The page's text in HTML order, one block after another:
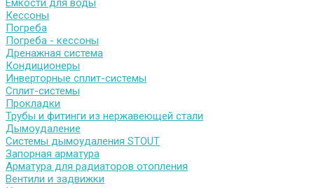
Емкости для воды
Кессоны
Погреба
Погреба - кессоны
Дренажная система
Кондиционеры
Инверторные сплит-системы
Сплит-системы
Прокладки
Трубы и фитинги из нержавеющей стали
Дымоудаление
Системы дымоудаления STOUT
Запорная арматура
Арматура для радиаторов отопления
Вентили и задвижки